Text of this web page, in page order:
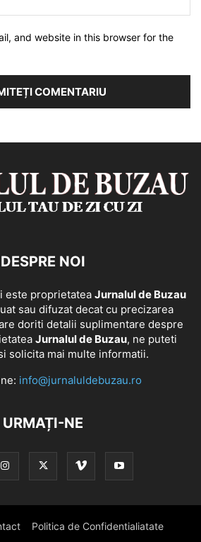
and website in this browser for the
DESPRE NOI
este proprietatea Jurnalul de Buzau
sau difuzat decat cu precizarea
doriti detalii suplimentare despre
Jurnalul de Buzau, ne puteti
solicita mai multe informatii.
info@jurnaluldebuzau.ro
URMAȚI-NE
Politica de Confidentialiatate